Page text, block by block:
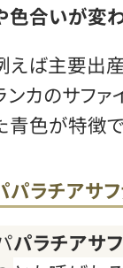
色合いが変わ
えば主要出
ンカのサファ
青色が特徴で
パラチアサ
パラチアサ